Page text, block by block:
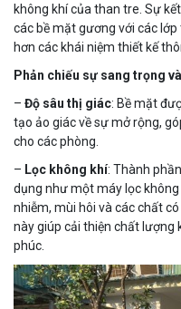
không khí của than tre. Sự
các bề mặt gương với các
hơn các khái niệm thiết kế
Phản chiếu sự sang trọng
– Độ sâu thị giác: Bề mặt
tạo ảo giác về sự mở rộng,
cho các phòng.
– Lọc không khí: Thành
dụng như một máy lọc
nhiễm, mùi hôi và các chất
này giúp cải thiện chất lượng
phúc.